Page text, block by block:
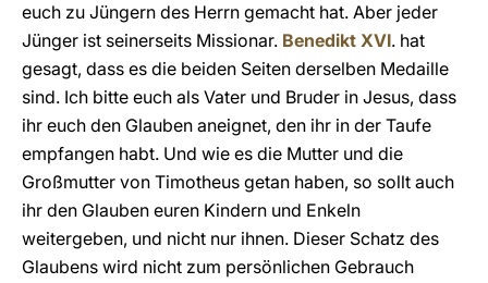
euch zu Jüngern des Herrn gemacht hat. Aber jeder
Jünger ist seinerseits Missionar. Benedikt XVI. hat
gesagt, dass es die beiden Seiten derselben Medaille
sind. Ich bitte euch als Vater und Bruder in Jesus, dass
ihr euch den Glauben aneignet, den ihr in der Taufe
empfangen habt. Und wie es die Mutter und die
Großmutter von Timotheus getan haben, so sollt auch
ihr den Glauben euren Kindern und Enkeln
weitergeben, und nicht nur ihnen. Dieser Schatz des
Glaubens wird nicht zum persönlichen Gebrauch